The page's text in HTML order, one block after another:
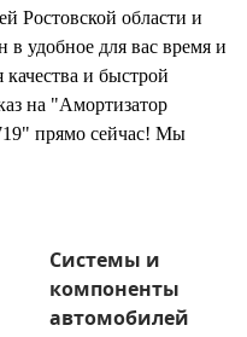
Ростовской области и
в удобное для вас время и
и быстрой
на "Амортизатор
прямо сейчас! Мы
Системы и
компоненты
автомобилей